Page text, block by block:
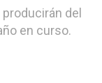
del
en curso.